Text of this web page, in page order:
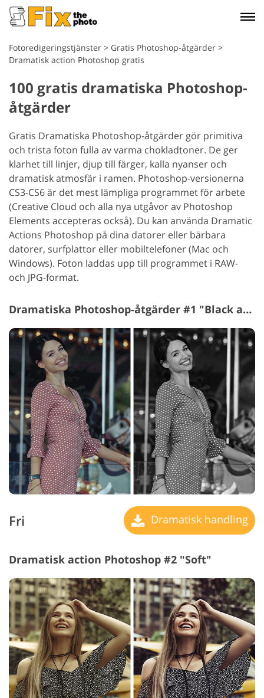
Fotoredigeringstjänster > Gratis Photoshop-åtgärder >
Dramatisk action Photoshop gratis
100 gratis dramatiska Photoshop-
åtgärder
Gratis Dramatiska Photoshop-åtgärder gör primitiva
och trista foton fulla av varma chokladtoner. De ger
klarhet till linjer, djup till färger, kalla nyanser och
dramatisk atmosfär i ramen. Photoshop-versionerna
CS3-CS6 är det mest lämpliga programmet för arbete
(Creative Cloud och alla nya utgåvor av Photoshop
Elements accepteras också). Du kan använda Dramatic
Actions Photoshop på dina datorer eller bärbara
datorer, surfplattor eller mobiltelefoner (Mac och
Windows). Foton laddas upp till programmet i RAW-
och JPG-format.
Dramatiska Photoshop-åtgärder #1 "Black and White"
Fri Dramatisk handling
Dramatisk action Photoshop #2 "Soft"